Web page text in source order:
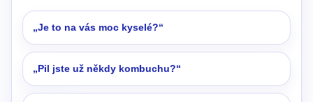
„Je to na vás moc kyselé?“
„Pil jste už někdy kombuchu?“